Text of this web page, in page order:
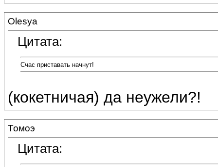
Olesya
Цитата:
Счас приставать начнут!
(кокетничая) да неужели?!
Томоэ
Цитата: